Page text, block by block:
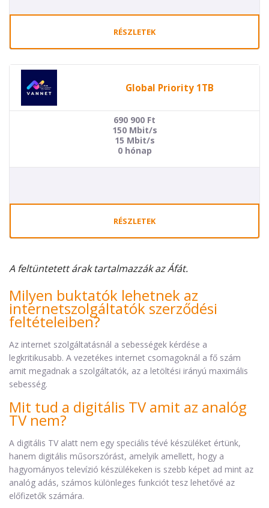
RÉSZLETEK
Global Priority 1TB
690 900 Ft
150 Mbit/s
15 Mbit/s
0 hónap
RÉSZLETEK
A feltüntetett árak tartalmazzák az Áfát.
Milyen buktatók lehetnek az
internetszolgáltatók szerződési
feltételeiben?
Az internet szolgáltatásnál a sebességek kérdése a
legkritikusabb. A vezetékes internet csomagoknál a fő szám
amit megadnak a szolgáltatók, az a letöltési irányú maximális
sebesség.
Mit tud a digitális TV amit az analóg
TV nem?
A digitális TV alatt nem egy speciális tévé készüléket értünk,
hanem digitális műsorszórást, amelyik amellett, hogy a
hagyományos televízió készülékeken is szebb képet ad mint az
analóg adás, számos különleges funkciót tesz lehetővé az
előfizetők számára.